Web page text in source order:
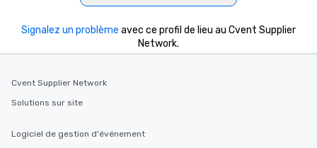
Signalez un problème avec ce profil de lieu au Cvent Supplier
Network.
Cvent Supplier Network
Solutions sur site
Logiciel de gestion d'événement